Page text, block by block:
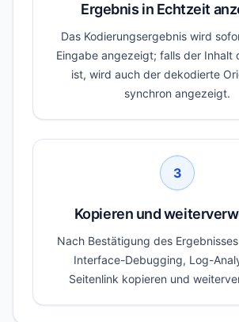
Ergebnis in Echtzeit
Das Kodierungsergebnis wird
Eingabe angezeigt; falls der Inhalt
ist, wird auch der dekodierte
synchron angezeigt.
3
Kopieren und
Nach Bestätigung des
Interface-Debugging, Log-
Seitenlink kopieren und